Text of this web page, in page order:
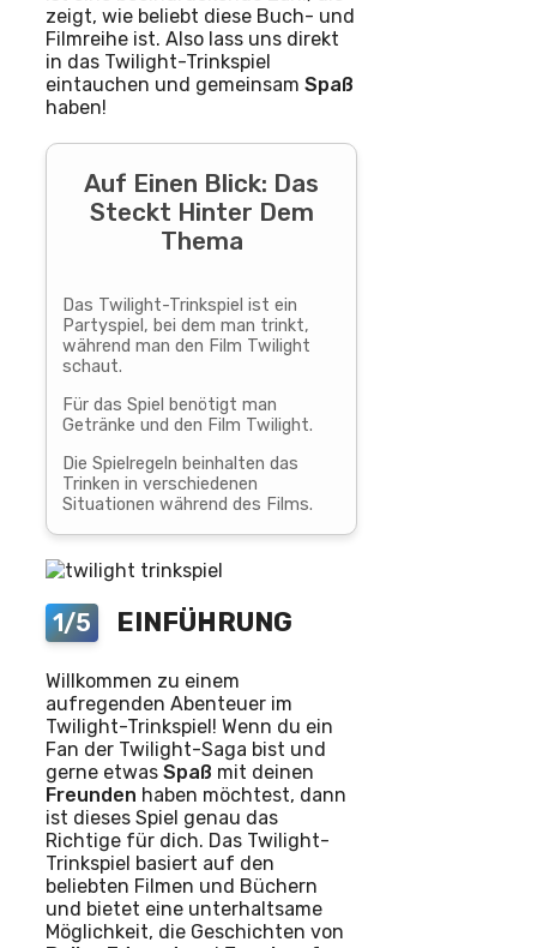
zeigt, wie beliebt diese Buch- und
Filmreihe ist. Also lass uns direkt
in das Twilight-Trinkspiel
eintauchen und gemeinsam Spaß
haben!
Auf Einen Blick: Das
Steckt Hinter Dem
Thema
Das Twilight-Trinkspiel ist ein
Partyspiel, bei dem man trinkt,
während man den Film Twilight
schaut.
Für das Spiel benötigt man
Getränke und den Film Twilight.
Die Spielregeln beinhalten das
Trinken in verschiedenen
Situationen während des Films.
1/5 EINFÜHRUNG
Willkommen zu einem
aufregenden Abenteuer im
Twilight-Trinkspiel! Wenn du ein
Fan der Twilight-Saga bist und
gerne etwas Spaß mit deinen
Freunden haben möchtest, dann
ist dieses Spiel genau das
Richtige für dich. Das Twilight-
Trinkspiel basiert auf den
beliebten Filmen und Büchern
und bietet eine unterhaltsame
Möglichkeit, die Geschichten von